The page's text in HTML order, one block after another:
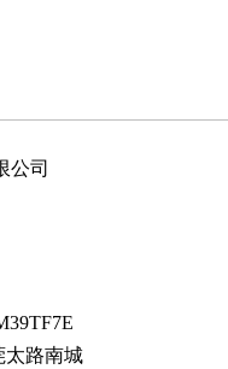
公司
太路南城